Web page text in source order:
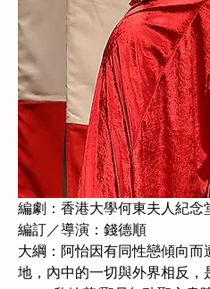
編劇：香港大學何東夫人紀
編訂／導演：錢德順
大綱：阿怡因有同性戀傾向
地，內中的一切與外界相反